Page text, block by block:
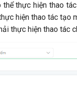
thực hiện thao
hiện thao tác
thực hiện thao tác